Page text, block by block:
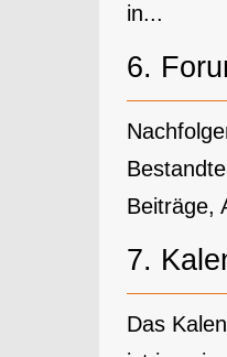
in...
6.
Beiträge,
7.
Das